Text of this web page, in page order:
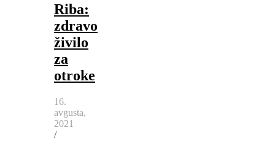
Riba:
zdravo
živilo
za
otroke
16.
avgusta,
2021
/